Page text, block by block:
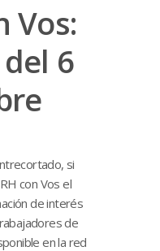
Vos:
6
si
con Vos el
de interés
de
en la red